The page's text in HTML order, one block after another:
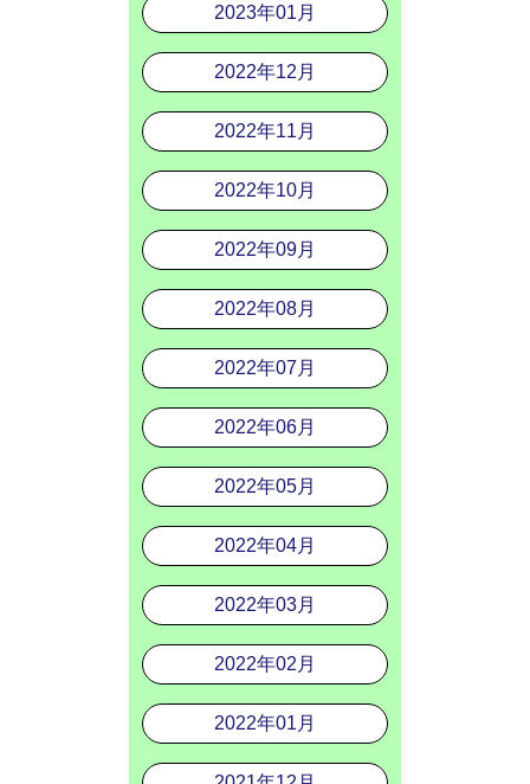
2023年01月
2022年12月
2022年11月
2022年10月
2022年09月
2022年08月
2022年07月
2022年06月
2022年05月
2022年04月
2022年03月
2022年02月
2022年01月